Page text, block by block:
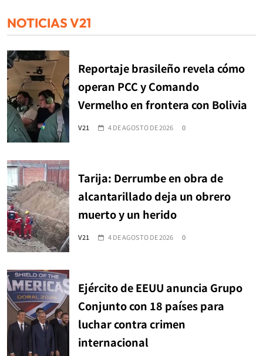
NOTICIAS V21
Reportaje brasileño revela cómo
operan PCC y Comando
Vermelho en frontera con Bolivia
V21 4 DE AGOSTO DE 2026 0
Tarija: Derrumbe en obra de
alcantarillado deja un obrero
muerto y un herido
V21 4 DE AGOSTO DE 2026 0
Ejército de EEUU anuncia Grupo
Conjunto con 18 países para
luchar contra crimen
internacional